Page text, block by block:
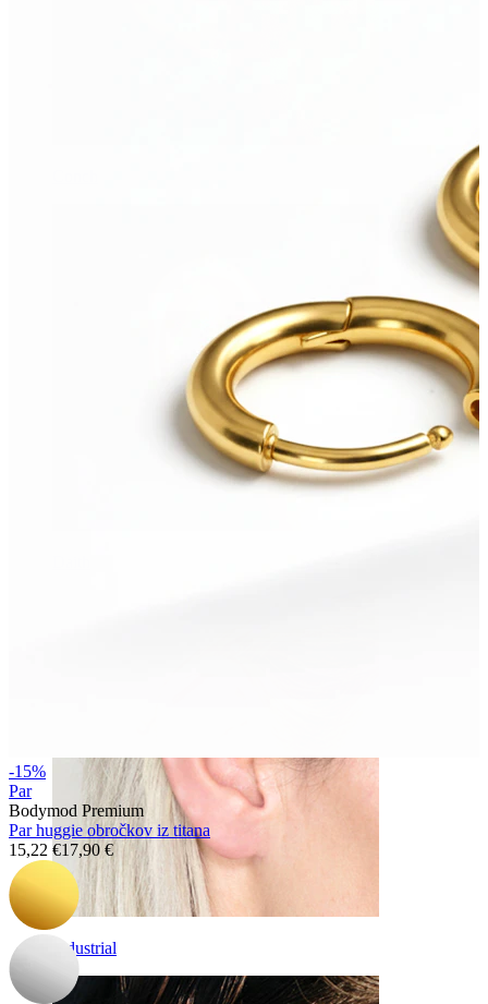
Industrial
-15%
Par
Bodymod Premium
Par huggie obročkov iz titana
15,22 €17,90 €